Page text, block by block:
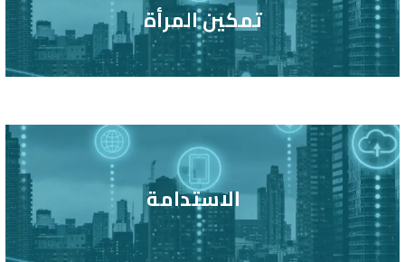
تمكين المرأة
الاستدامة